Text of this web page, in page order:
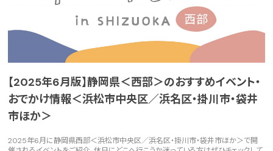
【2025年6月版】静岡県＜西部＞のおすすめイベント・
おでかけ情報＜浜松市中央区／浜名区・掛川市・袋井
市ほか＞
2025年6月に静岡県西部＜浜松市中央区／浜名区・掛川市・袋井市ほか＞で開